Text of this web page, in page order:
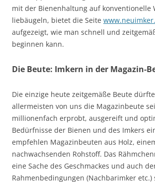
mit der Bienenhaltung auf konventionelle
liebäugeln, bietet die Seite
aufgezeigt, wie man schnell und
beginnen kann.
Die Beute: Imkern in der Magazin-
Die einzige heute zeitgemäße Beute
allermeisten von uns die Magazinbeute
millionenfach erprobt, ausgereift und
Bedürfnisse der Bienen und des Imkers
empfehlen Magazinbeuten aus Holz,
nachwachsenden Rohstoff. Das
eine Sache des Geschmackes und auch
Rahmenbedingungen (Nachbarimker